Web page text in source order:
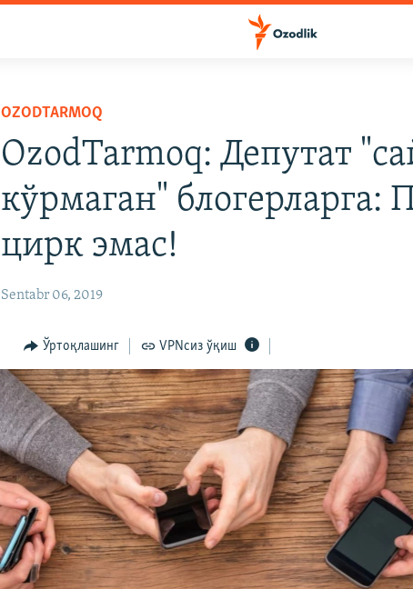
OZODTARMOQ
OzodTarmoq: Депутат
кўрмаган" блогерларга:
цирк эмас!
Sentabr 06, 2019
Ўртоқлашинг VPNсиз ўқиш